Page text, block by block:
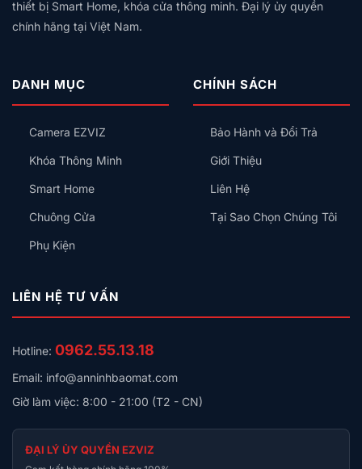
Nên
Lắp
Trước
Từ,
Có
Tắc
Thông
Minh
Cho
Đúng?
Thái
Đình?
thiết bị Smart Home, khóa cửa thông minh. Đại lý ủy quyền
chính hãng tại Việt Nam.
DANH MỤC
Camera EZVIZ
Khóa Thông Minh
Smart Home
Chuông Cửa
Phụ Kiện
CHÍNH SÁCH
Bảo Hành và Đổi Trả
Giới Thiệu
Liên Hệ
Tại Sao Chọn Chúng Tôi
LIÊN HỆ TƯ VẤN
Hotline: 0962.55.13.18
Email: info@anninhbaomat.com
Giờ làm việc: 8:00 - 21:00 (T2 - CN)
ĐẠI LÝ ỦY QUYỀN EZVIZ